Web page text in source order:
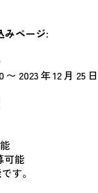
みページ
2023年12月25日
可能
す。